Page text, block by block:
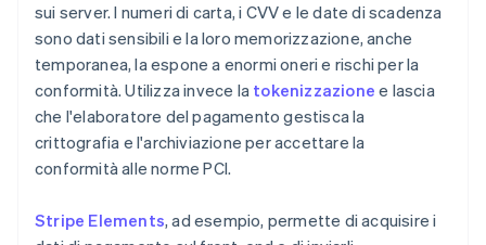
sui server. I numeri di carta, i CVV e le date di scadenza
sono dati sensibili e la loro memorizzazione, anche
temporanea, la espone a enormi oneri e rischi per la
conformità. Utilizza invece la tokenizzazione e lascia
che l'elaboratore del pagamento gestisca la
crittografia e l'archiviazione per accettare la
conformità alle norme PCI.
Stripe Elements, ad esempio, permette di acquisire i